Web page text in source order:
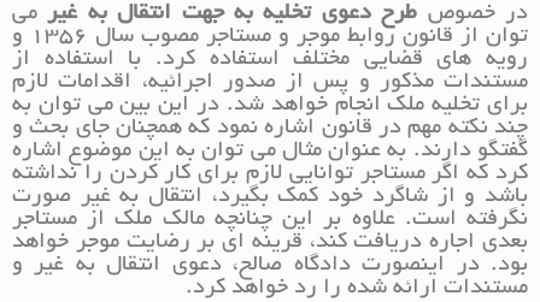
در خصوص طرح دعوی تخلیه به جهت انتقال به غیر می
توان از قانون روابط موجر و مستاجر مصوب سال 1356 و
رویه های قضایی مختلف استفاده کرد. با استفاده از
مستندات مذکور و پس از صدور اجرائیه، اقدامات لازم
برای تخلیه ملک انجام خواهد شد. در این بین می توان به
چند نکته مهم در قانون اشاره نمود که همچنان جای بحث و
گفتگو دارند. به عنوان مثال می توان به این موضوع اشاره
کرد که اگر مستاجر توانایی لازم برای کار کردن را نداشته
باشد و از شاگرد خود کمک بگیرد، انتقال به غیر صورت
نگرفته است. علاوه بر این چنانچه مالک ملک از مستاجر
بعدی اجاره دریافت کند، قرینه ای بر رضایت موجر خواهد
بود. در اینصورت دادگاه صالح، دعوی انتقال به غیر و
مستندات ارائه شده را رد خواهد کرد.